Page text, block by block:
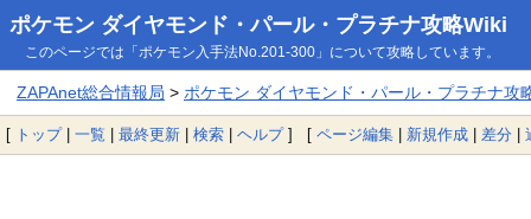
ポケモン ダイヤモンド・パール・プラチナ攻略Wiki
このページでは「ポケモン入手法No.201-300」について攻略しています。
ZAPAnet総合情報局 > ポケモン ダイヤモンド・パール・プラチナ攻
[ トップ| 一覧 | 最終更新 | 検索 | ヘルプ] [ ページ編集 | 新規作成 | 差分 |